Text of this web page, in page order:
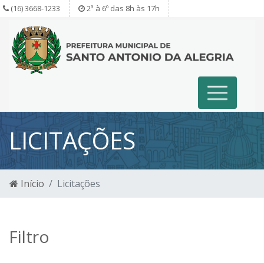
(16) 3668-1233 2ª à 6º das 8h às 17h
LICITAÇÕES
Início Licitações
Filtro